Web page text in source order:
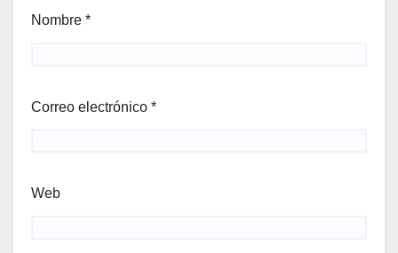
Nombre *
Correo electrónico *
Web